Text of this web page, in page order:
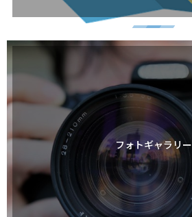
フォトギャラリー